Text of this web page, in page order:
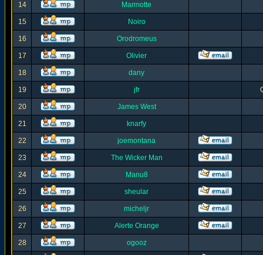
14 Marmotte
15 Noiro
16 Orodromeus
17 Olivier
18 dany
19 jfr
20 James West
21 knarfy
22 joemontana
23 The Wicker Man
24 Manu8
25 sheular
26 micheljr
27 Alerte Orange
28 ogooz